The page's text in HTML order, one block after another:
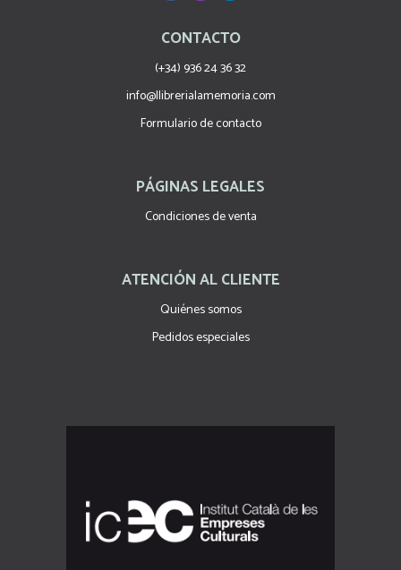
CONTACTO
(+34) 936 24 36 32
info@llibrerialamemoria.com
Formulario de contacto
PÁGINAS LEGALES
Condiciones de venta
ATENCIÓN AL CLIENTE
Quiénes somos
Pedidos especiales